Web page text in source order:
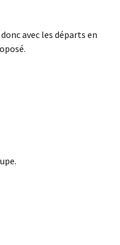
Les foulées 2023
avec les départs en